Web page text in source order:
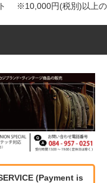
ト ※10,000円(税別)以上の
(Payment is